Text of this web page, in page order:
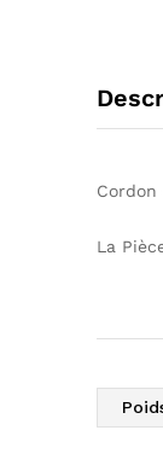
Cordon
La